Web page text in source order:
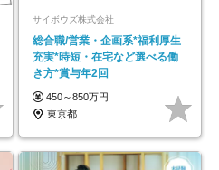
サイボウズ株式会社
総合職/営業・企画系*福利厚生
充実*時短・在宅など選べる働
き方*賞与年2回
450～850万円
東京都